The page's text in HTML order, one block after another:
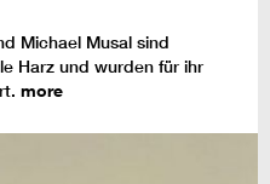
Michael Musal sind
Harz und wurden für ihr
more